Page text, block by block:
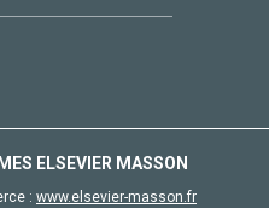
ELSEVIER MASSON
: www.elsevier-masson.fr